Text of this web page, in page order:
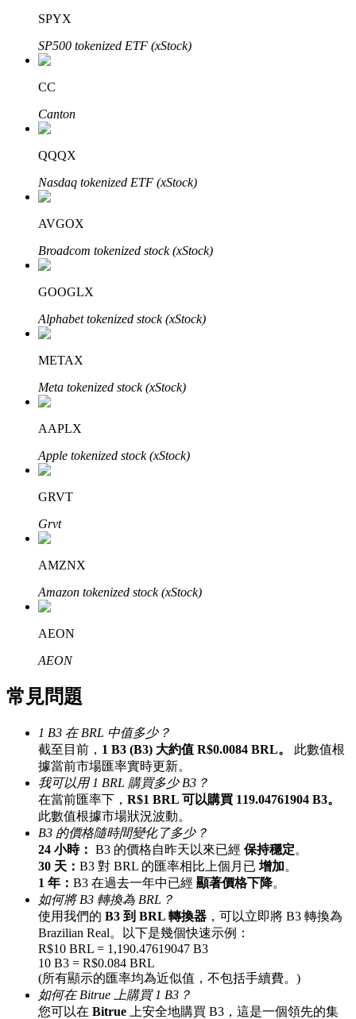
定投理财
享受活期理財及長期收益
Bitrue
合夥人計劃
Bitrue渠道合伙人
最高達65%佣金！
邀请好友
邀請朋友獲得現金獎勵
充值CASHCAT & 赢取
SPYX
SP500 tokenized ETF (xStock)
CC
Canton
QQQX
Nasdaq tokenized ETF (xStock)
AVGOX
Broadcom tokenized stock (xStock)
GOOGLX
Alphabet tokenized stock (xStock)
METAX
Meta tokenized stock (xStock)
AAPLX
Apple tokenized stock (xStock)
GRVT
Grvt
AMZNX
Amazon tokenized stock (xStock)
AEON
AEON
常見問題
1 B3 在 BRL 中值多少？
截至目前， 1 B3 (B3) 大約值 R$0.0084 BRL。
此數值根
據當前市場匯率實時更新。
我可以用 1 BRL 購買多少 B3？
在當前匯率下， R$1 BRL 可以購買 119.04761904 B3。
此數值根據市場狀況波動。
B3 的價格隨時間變化了多少？
24 小時： B3 的價格自昨天以來已經 保持穩定。
30 天： B3 對 BRL 的匯率相比上個月已 增加。
1 年： B3 在過去一年中已經 顯著價格下降。
如何將 B3 轉換為 BRL？
使用我們的 B3 到 BRL 轉換器 ，可以立即將 B3 轉換為
Brazilian Real。以下是幾個快速示例：
R$10 BRL = 1,190.47619047 B3
10 B3 = R$0.084 BRL
(所有顯示的匯率均為近似值，不包括手續費。)
如何在 Bitrue 上購買 1 B3？
您可以在 Bitrue 上安全地購買 B3，這是一個領先的集